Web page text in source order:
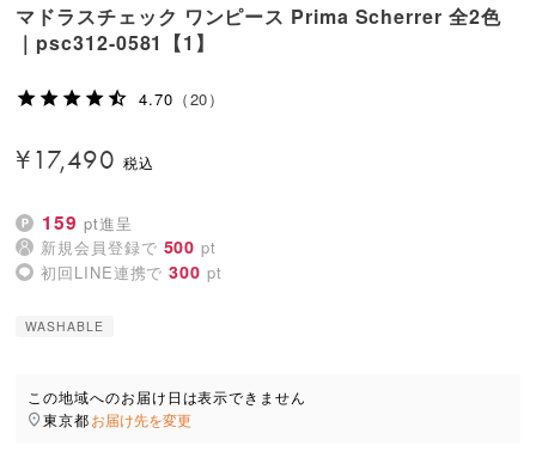
マドラスチェック ワンピース Prima Scherrer 全2色
｜psc312-0581【1】
4.70 （20）
¥17,490
159 pt進呈
新規会員登録で 500 pt
初回LINE連携で 300 pt
WASHABLE
この地域へのお届け日は表示できません
東京都お届け先を変更